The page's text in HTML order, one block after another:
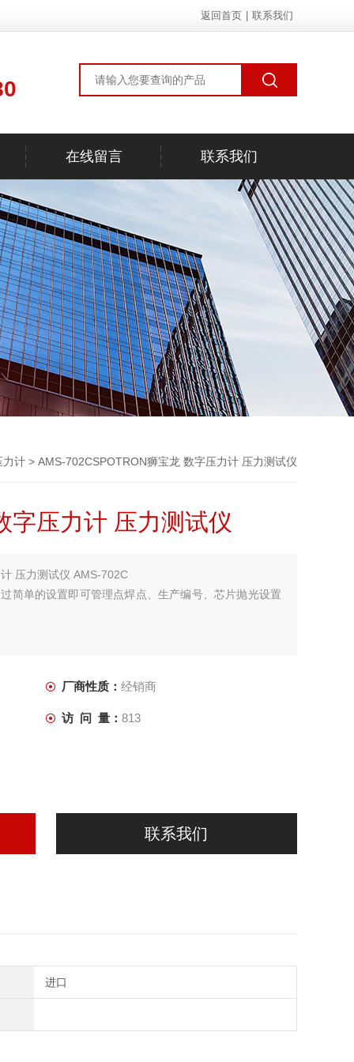
返回首页 联系我们
在线留言 联系我们
力计 > AMS-702CSPOTRON狮宝龙 数字压力计 压力测试仪
字压力计 压力测试仪
压力测试仪 AMS-702C
简单的设置即可管理点焊点、生产编号、芯片抛光设置
厂商性质： 经销商
访 问 量： 813
联系我们
进口